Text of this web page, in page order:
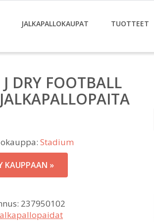
JALKAPALLOKAUPAT TUOTTEET
DRY FOOTBALL
Stadium
KAUPPAAN »
237950102